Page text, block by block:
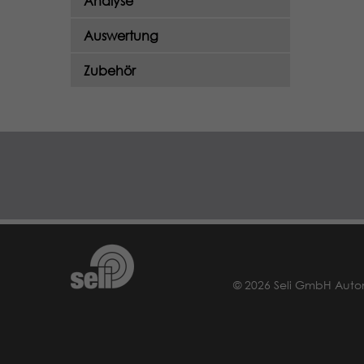
Auswertung
Zubehör
© 2026 Seli GmbH